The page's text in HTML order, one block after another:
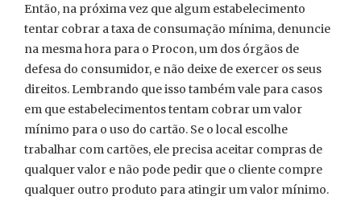
Então, na próxima vez que algum estabelecimento
tentar cobrar a taxa de consumação mínima, denuncie
na mesma hora para o Procon, um dos órgãos de
defesa do consumidor, e não deixe de exercer os seus
direitos. Lembrando que isso também vale para casos
em que estabelecimentos tentam cobrar um valor
mínimo para o uso do cartão. Se o local escolhe
trabalhar com cartões, ele precisa aceitar compras de
qualquer valor e não pode pedir que o cliente compre
qualquer outro produto para atingir um valor mínimo.